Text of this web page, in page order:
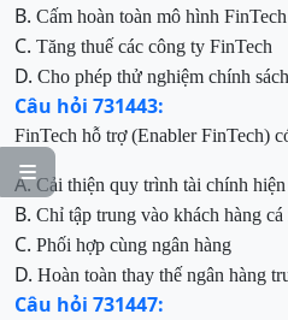

B. Cấm hoàn toàn mô hình
C. Tăng thuế các công ty FinTech
D. Cho phép thử nghiệm chính
Câu hỏi 731443:
FinTech hỗ trợ (Enabler FinTech)
A.Cải thiện quy trình tài chính hiện
B. Chỉ tập trung vào khách hàng cá
C. Phối hợp cùng ngân hàng
D. Hoàn toàn thay thế ngân hàng
Câu hỏi 731447: